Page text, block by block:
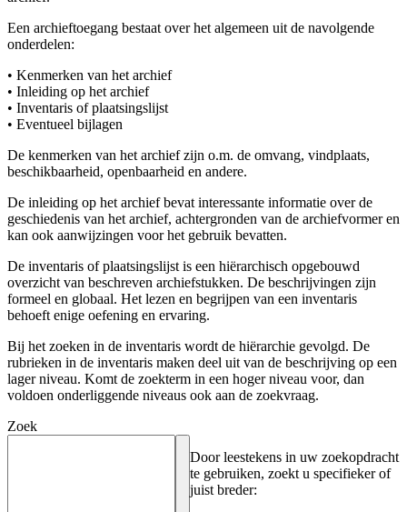
Een archieftoegang bestaat over het algemeen uit de navolgende
onderdelen:
• Kenmerken van het archief
• Inleiding op het archief
• Inventaris of plaatsingslijst
• Eventueel bijlagen
De kenmerken van het archief zijn o.m. de omvang, vindplaats,
beschikbaarheid, openbaarheid en andere.
De inleiding op het archief bevat interessante informatie over de
geschiedenis van het archief, achtergronden van de archiefvormer en
kan ook aanwijzingen voor het gebruik bevatten.
De inventaris of plaatsingslijst is een hiërarchisch opgebouwd
overzicht van beschreven archiefstukken. De beschrijvingen zijn
formeel en globaal. Het lezen en begrijpen van een inventaris
behoeft enige oefening en ervaring.
Bij het zoeken in de inventaris wordt de hiërarchie gevolgd. De
rubrieken in de inventaris maken deel uit van de beschrijving op een
lager niveau. Komt de zoekterm in een hoger niveau voor, dan
voldoen onderliggende niveaus ook aan de zoekvraag.
Zoek
Door leestekens in uw zoekopdracht
te gebruiken, zoekt u specifieker of
juist breder: